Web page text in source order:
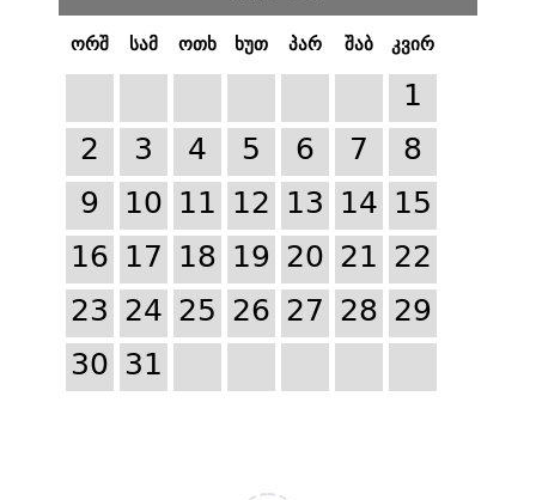
ორშ სამ ოთხ ხუთ პარ შაბ კვირ
1
2
3 4 5 6 7
8
9
10 11 12 13 14 15
16 17 18 19 20 21 22
23 24 25 26 27 28 29
30 31